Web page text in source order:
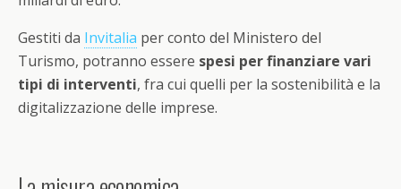
Gestiti da Invitalia per conto del Ministero del
Turismo, potranno essere spesi per finanziare vari
tipi di interventi, fra cui quelli per la sostenibilità e la
digitalizzazione delle imprese.